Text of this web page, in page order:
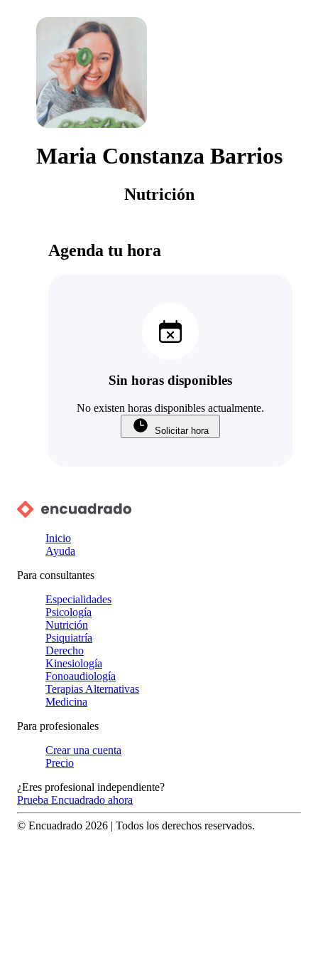
Maria Constanza Barrios
Nutrición
Agenda tu hora
Sin horas disponibles
No existen horas disponibles actualmente.
Solicitar hora
Inicio
Ayuda
Para consultantes
Especialidades
Psicología
Nutrición
Psiquiatría
Derecho
Kinesiología
Fonoaudiología
Terapias Alternativas
Medicina
Para profesionales
Crear una cuenta
Precio
¿Eres profesional independiente?
Prueba Encuadrado ahora
© Encuadrado 2026 | Todos los derechos reservados.